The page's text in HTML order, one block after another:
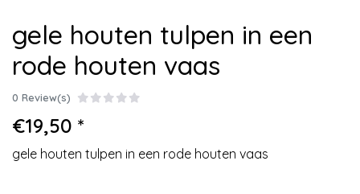
gele houten tulpen in een
rode houten vaas
0 Review(s)
€19,50 *
gele houten tulpen in een rode houten vaas